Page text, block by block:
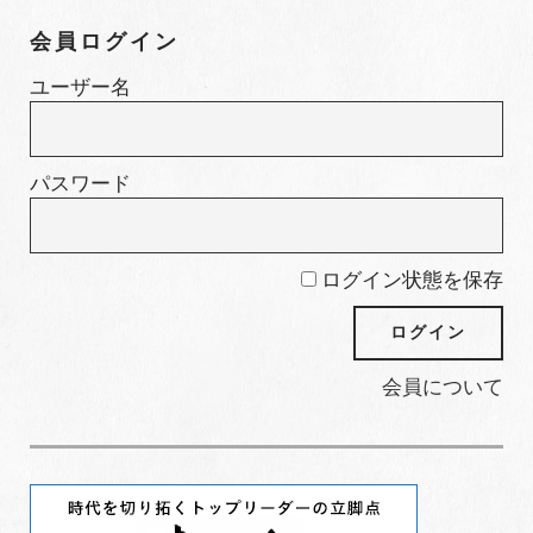
リ
会員ログイン
ユーザー名
パスワード
ログイン状態を保存
会員について